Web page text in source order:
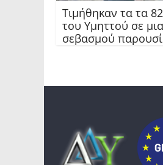
Τιμήθηκαν τα τα
του Υμηττού σε
σεβασμού